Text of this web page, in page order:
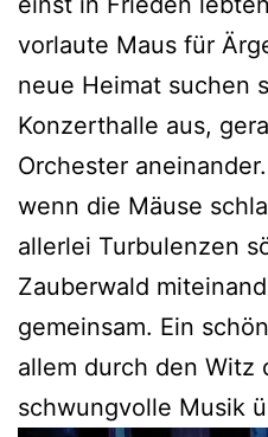
vorlaute Maus für
neue Heimat suchen
Konzerthalle aus,
Orchester
wenn die Mäuse
allerlei Turbulenzen
Zauberwald
gemeinsam. Ein
allem durch den Witz
schwungvolle Musik